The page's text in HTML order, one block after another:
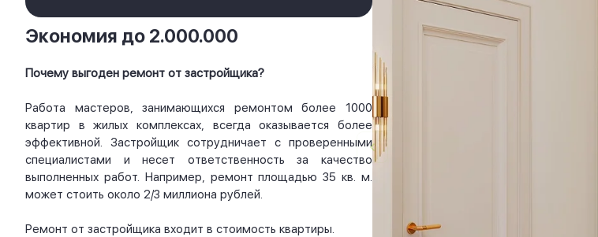
Экономия до 2.000.000
Почему выгоден ремонт от застройщика?
Работа мастеров, занимающихся ремонтом более 1000
квартир в жилых комплексах, всегда оказывается более
эффективной. Застройщик сотрудничает с проверенными
специалистами и несет ответственность за качество
выполненных работ. Например, ремонт площадью 35 кв. м.
может стоить около 2/3 миллиона рублей.
Ремонт от застройщика входит в стоимость квартиры.